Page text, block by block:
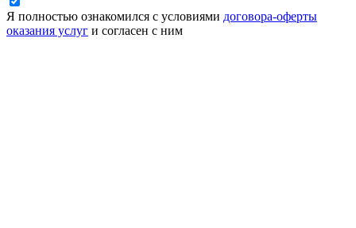
Я полностью ознакомился с условиями договора-оферты
оказания услуг и согласен с ним